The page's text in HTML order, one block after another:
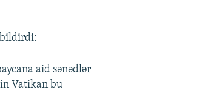
bildirdi:
aid sənədlər
Vatikan bu